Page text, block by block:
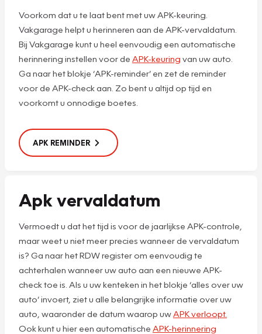
Voorkom dat u te laat bent met uw APK-keuring.
Vakgarage helpt u herinneren aan de APK-vervaldatum.
Bij Vakgarage kunt u heel eenvoudig een automatische
herinnering instellen voor de APK-keuring van uw auto.
Ga naar het blokje ‘APK-reminder’ en zet de reminder
voor de APK-check aan. Zo bent u altijd op tijd en
voorkomt u onnodige boetes.
APK REMINDER
Apk vervaldatum
Vermoedt u dat het tijd is voor de jaarlijkse APK-controle,
maar weet u niet meer precies wanneer de vervaldatum
is? Ga naar het RDW register om eenvoudig te
achterhalen wanneer uw auto aan een nieuwe APK-
check toe is. Als u uw kenteken in het blokje ‘alles over uw
auto’ invoert, ziet u alle belangrijke informatie over uw
auto, waaronder de datum waarop uwAPK verloopt.
Ook kunt u hier een automatische APK-herinnering